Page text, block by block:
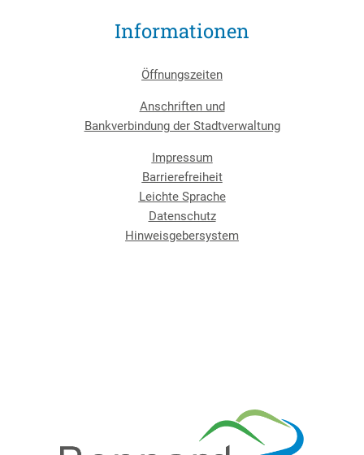
Informationen
Öffnungszeiten
Anschriften und
Bankverbindung der Stadtverwaltung
Impressum
Barrierefreiheit
Leichte Sprache
Datenschutz
Hinweisgebersystem